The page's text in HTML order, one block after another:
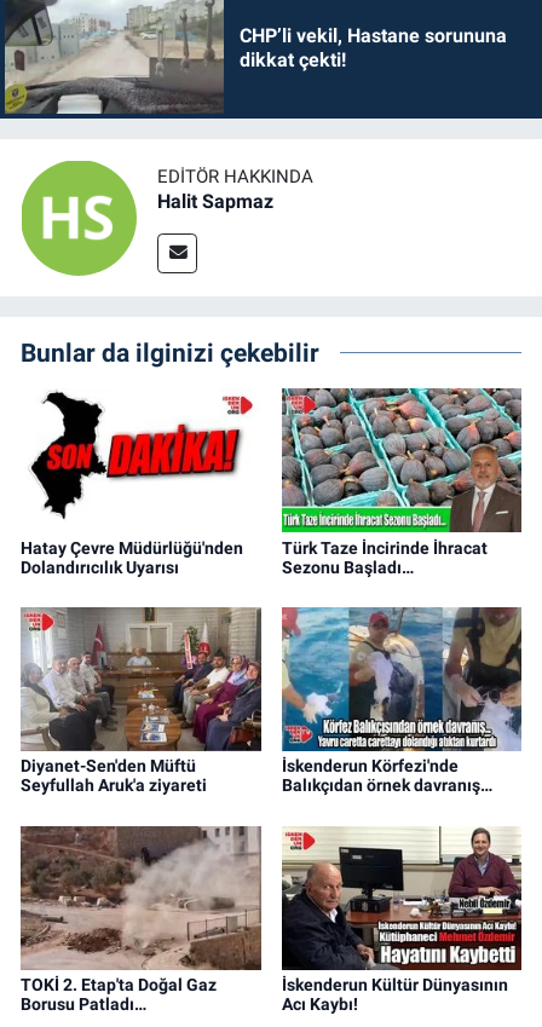
CHP’li vekil, Hastane sorununa
dikkat çekti!
EDITÖR HAKKINDA
Halit Sapmaz
Bunlar da ilginizi çekebilir
Hatay Çevre Müdürlüğü'nden
Dolandırıcılık Uyarısı
Türk Taze İncirinde İhracat
Sezonu Başladı…
Diyanet-Sen'den Müftü
Seyfullah Aruk'a ziyareti
İskenderun Körfezi'nde
Balıkçıdan örnek davranış…
TOKİ 2. Etap'ta Doğal Gaz
Borusu Patladı…
İskenderun Kültür Dünyasının
Acı Kaybı!